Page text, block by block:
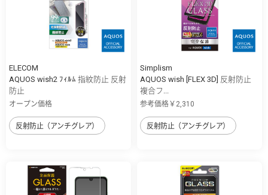
ELECOM
AQUOS wish2 ﾌｨﾙﾑ 指紋防止 反射
防止
オープン価格
反射防止（アンチグレア）
Simplism
AQUOS wish [FLEX 3D] 反射防止
複合フ...
参考価格￥2,310
反射防止（アンチグレア）